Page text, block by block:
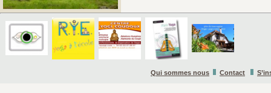
Qui sommes nous Contact